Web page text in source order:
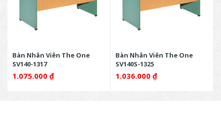
Bàn Nhân Viên The One
SV140-1317
1.075.000 ₫
Bàn Nhân Viên The One
SV140S-1325
1.036.000 ₫